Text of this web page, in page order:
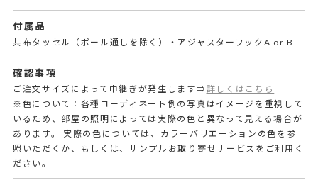
付属品
共布タッセル（ポール通しを除く）・アジャスターフックA or B
確認事項
ご注文サイズによって巾継ぎが発生します⇒詳しくはこちら
※色について：各種コーディネート例の写真はイメージを重視して
いるため、部屋の照明によっては実際の色と異なって見える場合が
あります。 実際の色については、カラーバリエーションの色を参
照いただくか、もしくは、サンプルお取り寄せサービスをご利用く
ださい。